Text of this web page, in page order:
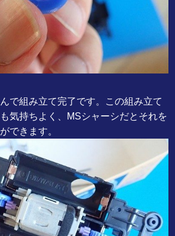
で組み立て完了です。この組み立て
気持ちよく、MSシャーシだとそれを
できます。